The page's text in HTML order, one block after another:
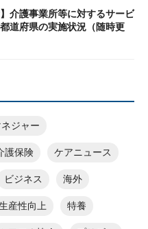
】介護事業所等に対するサービ
道府県の実施状況（随時更
ジャー
護保険 ケアニュース
ビジネス 海外
産性向上 特養